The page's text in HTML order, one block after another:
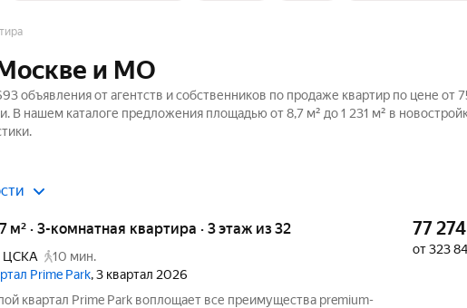
и МО
объявления от агентств и собственников по продаже квартир по цене от
В нашем каталоге предложения площадью от 8,7 м² до 1 231 м² в
м² · 3-комнатная квартира · 3 этаж из 32
ЦСКА
10 мин.
Prime Park, 3 квартал 2026
квартал Prime Park воплощает все преимущества premium-
77
от 323